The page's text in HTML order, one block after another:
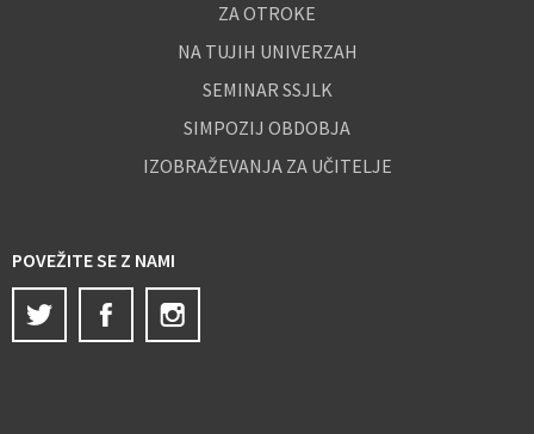
ZA OTROKE
NA TUJIH UNIVERZAH
SEMINAR SSJLK
SIMPOZIJ OBDOBJA
IZOBRAŽEVANJA ZA UČITELJE
POVEŽITE SE Z NAMI
Twitter
Facebook